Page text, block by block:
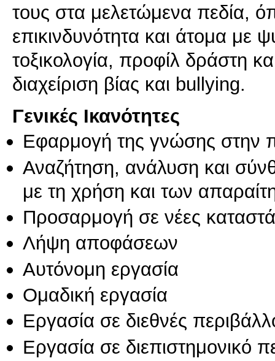
τους στα μελετώμενα πεδία,
επικινδυνότητα και άτομα με
τοξικολογία, προφίλ δράστη
διαχείριση βίας και bullying.
Γενικές Ικανότητες
Εφαρμογή της γνώσης στην
Αναζήτηση, ανάλυση και
με τη χρήση και των
Προσαρμογή σε νέες
Λήψη αποφάσεων
Αυτόνομη εργασία
Ομαδική εργασία
Εργασία σε διεθνές
Εργασία σε διεπιστημονικό